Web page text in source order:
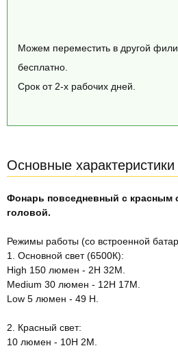
Можем переместить в другой
бесплатно.
Срок от 2-х рабочих дней.
Основные характеристики
Фонарь повседневный с красным
головой.
Режимы работы (со встроенной
1. Основной свет (6500К):
High 150 люмен - 2H 32M.
Medium 30 люмен - 12H 17M.
Low 5 люмен - 49 H.
2. Красный свет:
10 люмен - 10H 2M.